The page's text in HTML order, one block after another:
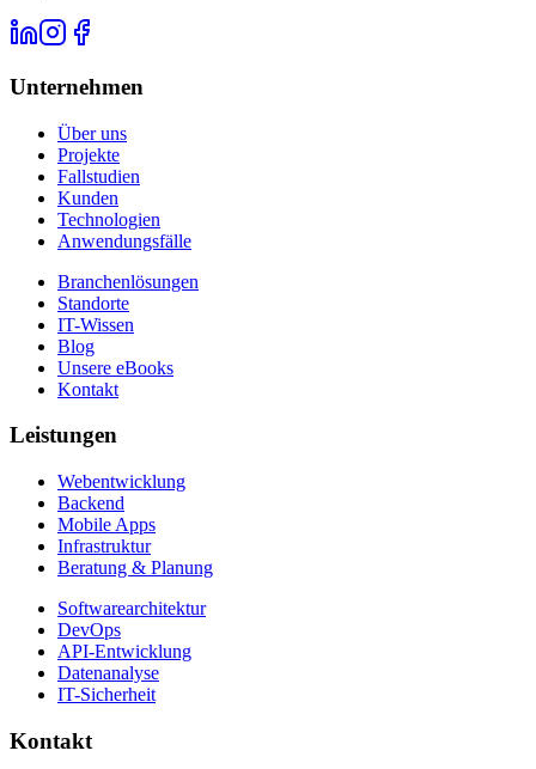
Unternehmen
Über uns
Projekte
Fallstudien
Kunden
Technologien
Anwendungsfälle
Branchenlösungen
Standorte
IT-Wissen
Blog
Unsere eBooks
Kontakt
Leistungen
Webentwicklung
Backend
Mobile Apps
Infrastruktur
Beratung & Planung
Softwarearchitektur
DevOps
API-Entwicklung
Datenanalyse
IT-Sicherheit
Kontakt